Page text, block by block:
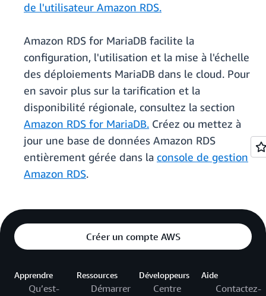
de l'utilisateur Amazon RDS.
Amazon RDS for MariaDB facilite la
configuration, l'utilisation et la mise à l'échelle
des déploiements MariaDB dans le cloud. Pour
en savoir plus sur la tarification et la
disponibilité régionale, consultez la section
Amazon RDS for MariaDB. Créez ou mettez à
jour une base de données Amazon RDS
entièrement gérée dans la console de gestion
Amazon RDS.
Créer un compte AWS
Apprendre
Qu’est-
Ressources
Démarrer
Développeurs
Centre
Aide
Contactez-